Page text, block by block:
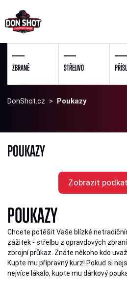
ZBRANĚ STŘELIVO
DonShot.cz > Poukazy
POUKAZY
Zobrazit
POUKAZY
Chcete potěšit Vaše blízké
zážitek - střelbu z opravdových
zbrojní průkaz. Znáte někoho kdo
Kupte mu přípravný kurz! Pokud si
nejvíce lákalo, kupte mu dárkový